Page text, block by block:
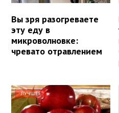
Вы зря разогреваете
эту еду в
микроволновке:
чревато отравлением
ЛУЧШЕЕ